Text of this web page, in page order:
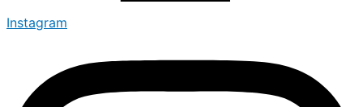
Instagram